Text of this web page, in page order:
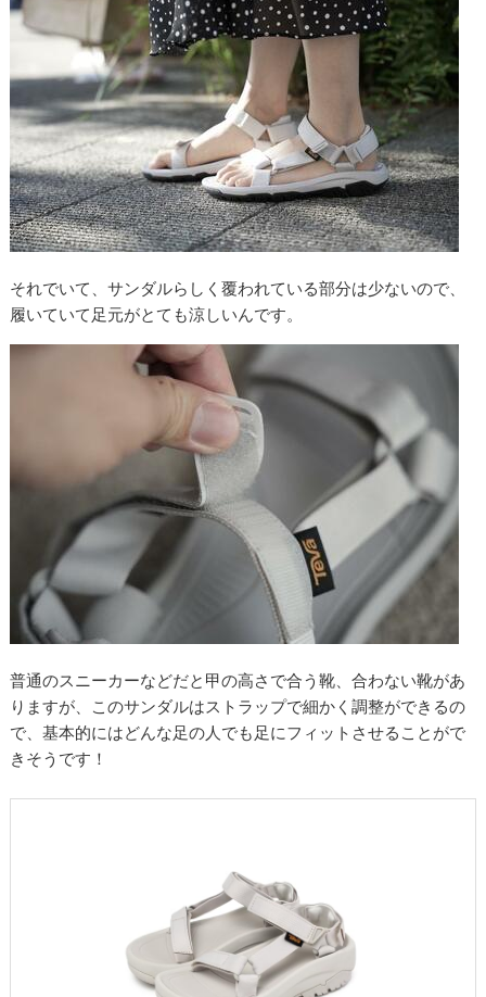
それでいて、サンダルらしく覆われている部分は少ないので、
履いていて足元がとても涼しいんです。
普通のスニーカーなどだと甲の高さで合う靴、合わない靴があ
りますが、このサンダルはストラップで細かく調整ができるの
で、基本的にはどんな足の人でも足にフィットさせることがで
きそうです！